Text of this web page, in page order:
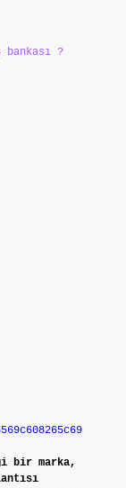
bankası ?
bir marka,